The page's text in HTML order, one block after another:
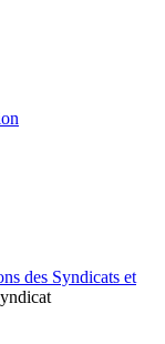
des Syndicats et